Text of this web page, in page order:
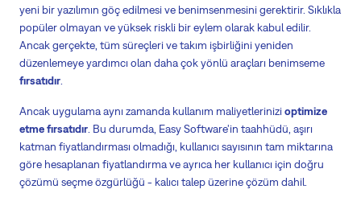
yeni bir yazılımın göç edilmesi ve benimsenmesini gerektirir. Sıklıkla
popüler olmayan ve yüksek riskli bir eylem olarak kabul edilir.
Ancak gerçekte, tüm süreçleri ve takım işbirliğini yeniden
düzenlemeye yardımcı olan daha çok yönlü araçları benimseme
fırsatıdır
Ancak uygulama aynı zamanda kullanım maliyetlerinizioptimize
etme fırsatıdır . Bu durumda, Easy Software'in taahhüdü, aşırı
katman fiyatlandırması olmadığı, kullanıcı sayısının tam miktarına
göre hesaplanan fiyatlandırma ve ayrıca her kullanıcı için doğru
çözümü seçme özgürlüğü - kalıcı talep üzerine çözüm dahil.